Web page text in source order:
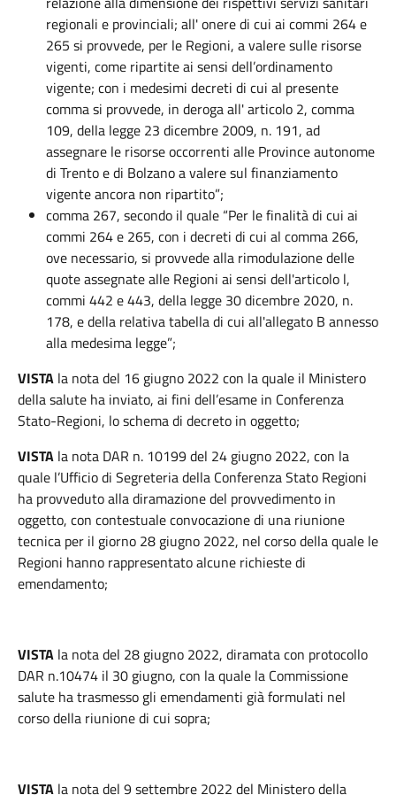
regionali e provinciali; all' onere di cui ai commi 264 e
265 si provvede, per le Regioni, a valere sulle risorse
vigenti, come ripartite ai sensi dell’ordinamento
vigente; con i medesimi decreti di cui al presente
comma si provvede, in deroga all' articolo 2, comma
109, della legge 23 dicembre 2009, n. 191, ad
assegnare le risorse occorrenti alle Province autonome
di Trento e di Bolzano a valere sul finanziamento
vigente ancora non ripartito”;
comma 267, secondo il quale “Per le finalità di cui ai
commi 264 e 265, con i decreti di cui al comma 266,
ove necessario, si provvede alla rimodulazione delle
quote assegnate alle Regioni ai sensi dell'articolo l,
commi 442 e 443, della legge 30 dicembre 2020, n.
178, e della relativa tabella di cui all'allegato B annesso
alla medesima legge”;
VISTA la nota del 16 giugno 2022 con la quale il Ministero
della salute ha inviato, ai fini dell’esame in Conferenza
Stato-Regioni, lo schema di decreto in oggetto;
VISTA la nota DAR n. 10199 del 24 giugno 2022, con la
quale l’Ufficio di Segreteria della Conferenza Stato Regioni
ha provveduto alla diramazione del provvedimento in
oggetto, con contestuale convocazione di una riunione
tecnica per il giorno 28 giugno 2022, nel corso della quale le
Regioni hanno rappresentato alcune richieste di
emendamento;
VISTA la nota del 28 giugno 2022, diramata con protocollo
DAR n.10474 il 30 giugno, con la quale la Commissione
salute ha trasmesso gli emendamenti già formulati nel
corso della riunione di cui sopra;
VISTA la nota del 9 settembre 2022 del Ministero della